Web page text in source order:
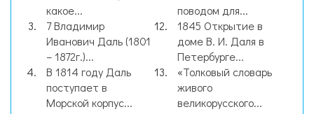
какое...
7 Владимир
Иванович Даль (1801
– 1872г.)...
В 1814 году Даль
поступает в
Морской корпус...
поводом для...
1845 Открытие в
доме В. И. Даля в
Петербурге...
«Толковый словарь
живого
великорусского...